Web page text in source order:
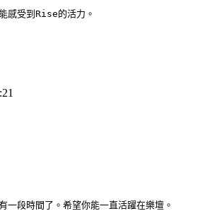
感受到Rise的活力。
一段時間了。希望你能一直活躍在樂壇。